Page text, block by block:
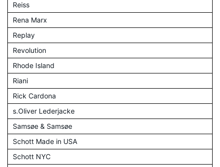
Reiss
Rena Marx
Replay
Revolution
Rhode Island
Riani
Rick Cardona
s.Oliver Lederjacke
Samsøe & Samsøe
Schott Made in USA
Schott NYC